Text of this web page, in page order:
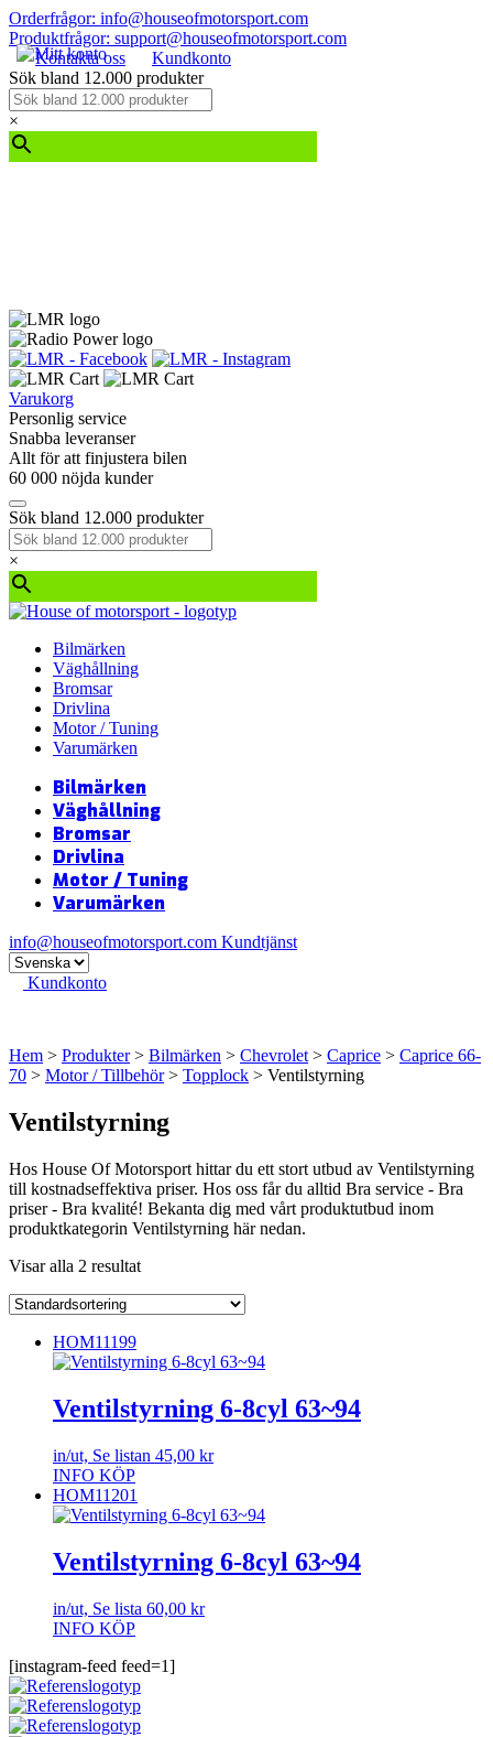
Orderfrågor: info@houseofmotorsport.com
Produktfrågor: support@houseofmotorsport.com
Kontakta oss
Kundkonto
Sök bland 12.000 produkter
×
Varukorg
Personlig service
Snabba leveranser
Allt för att finjustera bilen
60 000 nöjda kunder
Sök bland 12.000 produkter
×
Bilmärken
Väghållning
Bromsar
Drivlina
Motor / Tuning
Varumärken
Bilmärken
Väghållning
Bromsar
Drivlina
Motor / Tuning
Varumärken
info@houseofmotorsport.com Kundtjänst
Kundkonto
Hem > Produkter> Bilmärken > Chevrolet > Caprice > Caprice 66-
70 > Motor / Tillbehör> Topplock > Ventilstyrning
Ventilstyrning
Hos House Of Motorsport hittar du ett stort utbud av Ventilstyrning
till kostnadseffektiva priser. Hos oss får du alltid Bra service - Bra
priser - Bra kvalité! Bekanta dig med vårt produktutbud inom
produktkategorin Ventilstyrning här nedan.
Visar alla 2 resultat
HOM11199
Ventilstyrning 6-8cyl 63~94
in/ut, Se listan 45,00 kr
INFO KÖP
HOM11201
Ventilstyrning 6-8cyl 63~94
in/ut, Se lista 60,00 kr
INFO KÖP
[instagram-feed feed=1]